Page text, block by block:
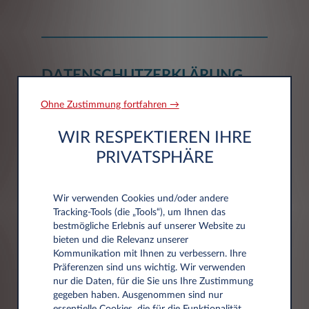
DATENSCHUTZERKLÄRUNG
respektieren wir den Datenschutz und
informieren Sie über die erhobenen und
gespeicherten Daten und Ihre Rechte.
welche personenbezogenen Daten Leasys bei
der Nutzung der Leasys-Webseite über Sie
erhebt, verarbeitet und nutzt.
Personenbezogene Daten sind alle
Informationen über persönliche und sachliche
Verhältnisse einer bestimmten oder
bestimmbaren natürlichen Person.
Wir weisen darauf hin, dass die
Einverständnis
Ohne Zustimmung fortfahren →
WIR RESPEKTIEREN IHRE
PRIVATSPHÄRE
Wir verwenden Cookies und/oder andere
Tracking‑Tools (die „Tools“), um Ihnen das
bestmögliche Erlebnis auf unserer Website zu
bieten und die Relevanz unserer
Kommunikation mit Ihnen zu verbessern. Ihre
Präferenzen sind uns wichtig. Wir verwenden
nur die Daten, für die Sie uns Ihre Zustimmung
gegeben haben. Ausgenommen sind nur